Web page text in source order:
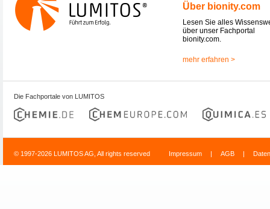
Über bionity.com
Lesen Sie alles
über unser Fachportal
bionity.com.
mehr erfahren >
Die Fachportale von LUMITOS
© 1997-2026 LUMITOS AG, All rights reserved Impressum | AGB |